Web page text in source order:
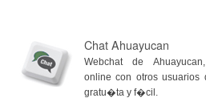
Chat Ahuayucan
Webchat de
online con otros usuarios
gratu�ta y f�cil.